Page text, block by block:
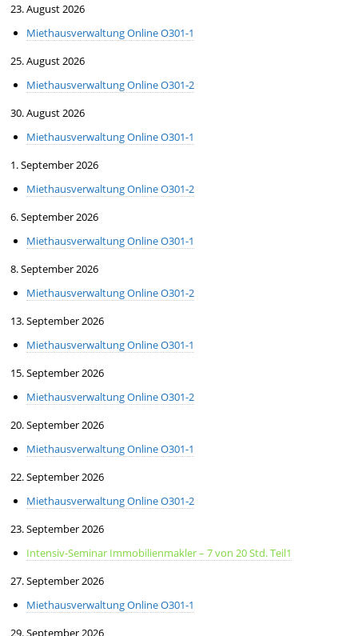
23. August 2026
Miethausverwaltung Online O301-1
25. August 2026
Miethausverwaltung Online O301-2
30. August 2026
Miethausverwaltung Online O301-1
1. September 2026
Miethausverwaltung Online O301-2
6. September 2026
Miethausverwaltung Online O301-1
8. September 2026
Miethausverwaltung Online O301-2
13. September 2026
Miethausverwaltung Online O301-1
15. September 2026
Miethausverwaltung Online O301-2
20. September 2026
Miethausverwaltung Online O301-1
22. September 2026
Miethausverwaltung Online O301-2
23. September 2026
Intensiv-Seminar Immobilienmakler – 7 von 20 Std. Teil1
27. September 2026
Miethausverwaltung Online O301-1
29. September 2026